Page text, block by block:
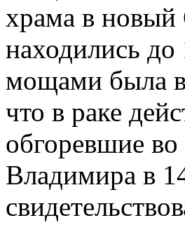
храма в новый
находились до
мощами была
что в раке
обгоревшие
Владимира в